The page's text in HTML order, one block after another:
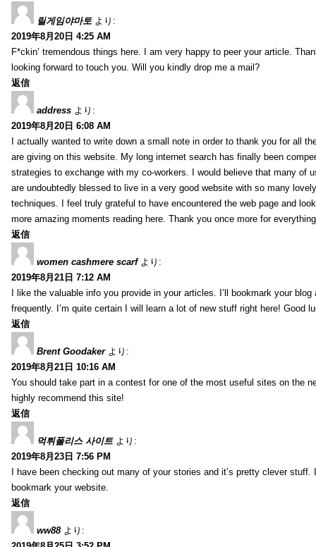
릴게임야마토 より:
2019年8月20日 4:25 AM
F*ckin’ tremendous things here. I am very happy to peer your article.
looking forward to touch you. Will you kindly drop me a mail?
返信
address より:
2019年8月20日 6:08 AM
I actually wanted to write down a small note in order to thank you for all
are giving on this website. My long internet search has finally been
strategies to exchange with my co-workers. I would believe that many of
are undoubtedly blessed to live in a very good website with so many
techniques. I feel truly grateful to have encountered the web page and
more amazing moments reading here. Thank you once more for
返信
women cashmere scarf より:
2019年8月21日 7:12 AM
I like the valuable info you provide in your articles. I’ll bookmark your blog
frequently. I’m quite certain I will learn a lot of new stuff right here! Good
返信
Brent Goodaker より:
2019年8月21日 10:16 AM
You should take part in a contest for one of the most useful sites on the
highly recommend this site!
返信
먹튀폴리스 사이트 より:
2019年8月23日 7:56 PM
I have been checking out many of your stories and it’s pretty clever stuff.
bookmark your website.
返信
ww88 より: